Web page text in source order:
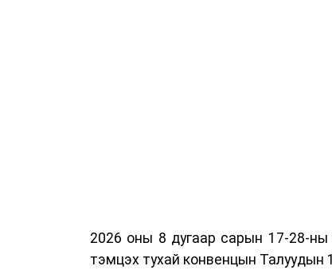
2026 оны 8 дугаар сарын 17-28-
тэмцэх тухай конвенцын Талуудын